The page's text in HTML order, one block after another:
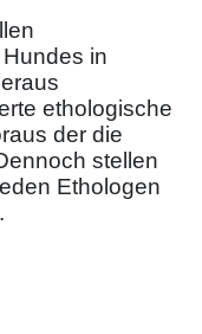
in
ethologische
der die
stellen
Ethologen